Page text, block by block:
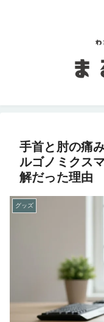
手首と肘の痛
ルゴノミクス
解だった理由
グッズ